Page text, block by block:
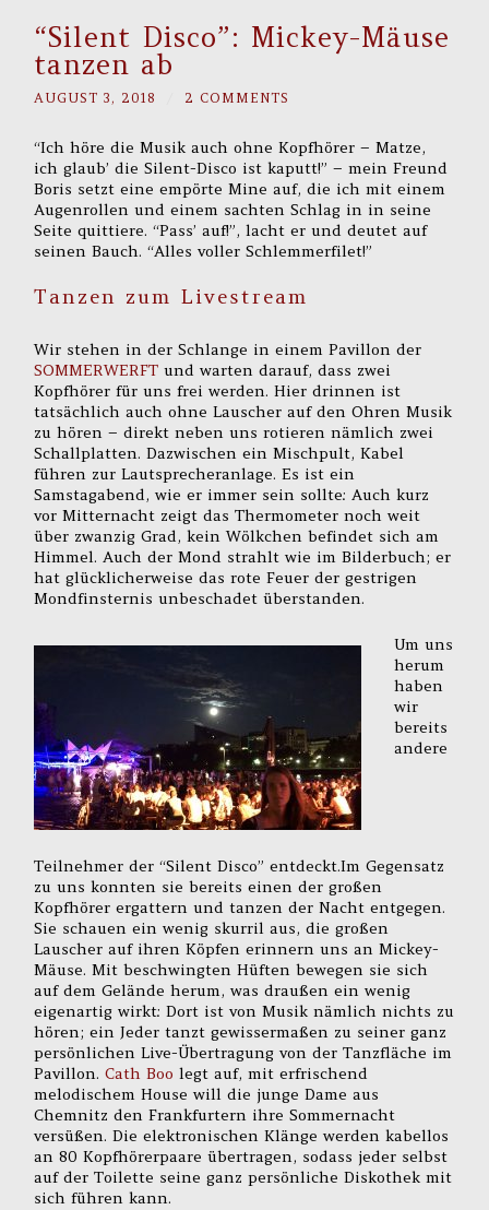
“Silent Disco”: Mickey-Mäuse
tanzen ab
AUGUST 3, 2018 2 COMMENTS
“Ich höre die Musik auch ohne Kopfhörer – Matze,
ich glaub’ die Silent-Disco ist kaputt!” – mein Freund
Boris setzt eine empörte Mine auf, die ich mit einem
Augenrollen und einem sachten Schlag in in seine
Seite quittiere. “Pass’ auf!”, lacht er und deutet auf
seinen Bauch. “Alles voller Schlemmerfilet!”
Tanzen zum Livestream
Wir stehen in der Schlange in einem Pavillon der
SOMMERWERFT und warten darauf, dass zwei
Kopfhörer für uns frei werden. Hier drinnen ist
tatsächlich auch ohne Lauscher auf den Ohren Musik
zu hören – direkt neben uns rotieren nämlich zwei
Schallplatten. Dazwischen ein Mischpult, Kabel
führen zur Lautsprecheranlage. Es ist ein
Samstagabend, wie er immer sein sollte: Auch kurz
vor Mitternacht zeigt das Thermometer noch weit
über zwanzig Grad, kein Wölkchen befindet sich am
Himmel. Auch der Mond strahlt wie im Bilderbuch; er
hat glücklicherweise das rote Feuer der gestrigen
Mondfinsternis unbeschadet überstanden.
Um uns
herum
haben
wir
bereits
andere
Teilnehmer der “Silent Disco” entdeckt.Im Gegensatz
zu uns konnten sie bereits einen der großen
Kopfhörer ergattern und tanzen der Nacht entgegen.
Sie schauen ein wenig skurril aus, die großen
Lauscher auf ihren Köpfen erinnern uns an Mickey-
Mäuse. Mit beschwingten Hüften bewegen sie sich
auf dem Gelände herum, was draußen ein wenig
eigenartig wirkt: Dort ist von Musik nämlich nichts zu
hören; ein Jeder tanzt gewissermaßen zu seiner ganz
persönlichen Live-Übertragung von der Tanzfläche im
Pavillon.Cath Boo legt auf, mit erfrischend
melodischem House will die junge Dame aus
Chemnitz den Frankfurtern ihre Sommernacht
versüßen. Die elektronischen Klänge werden kabellos
an 80 Kopfhörerpaare übertragen, sodass jeder selbst
auf der Toilette seine ganz persönliche Diskothek mit
sich führen kann.